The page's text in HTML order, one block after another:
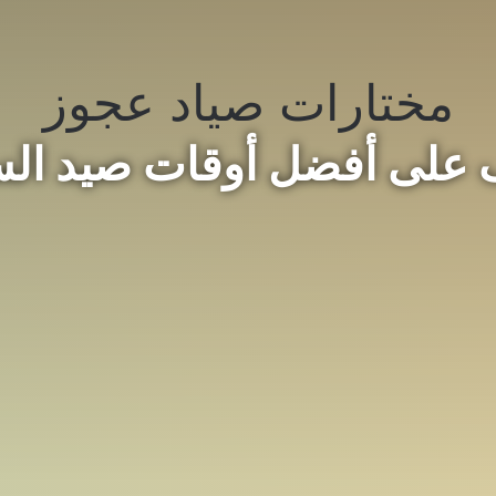
مختارات صياد عجوز
على أفضل أوقات صيد